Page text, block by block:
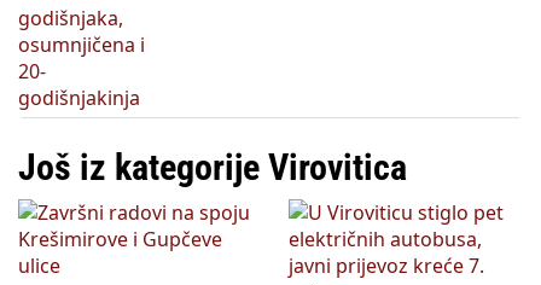
Još iz kategorije Virovitica